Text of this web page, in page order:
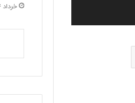
خرداد ۴, ۱۴۰۵